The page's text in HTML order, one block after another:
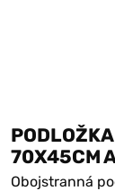
70X45CM
Obojstranná